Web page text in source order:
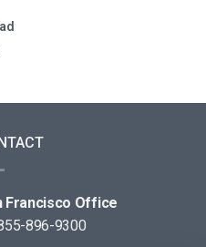
Francisco Office
896-9300